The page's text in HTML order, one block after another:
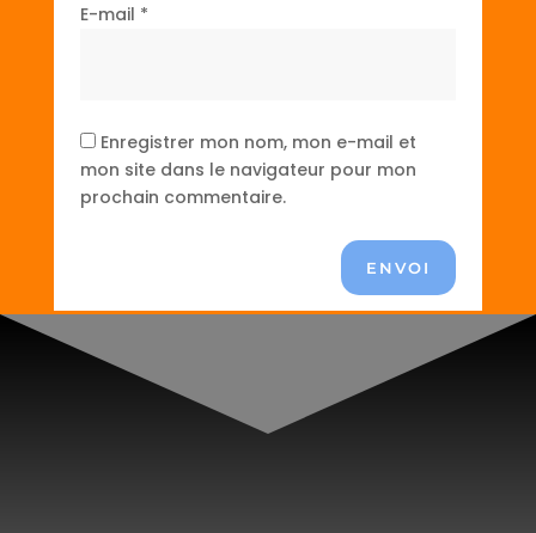
E-mail *
Enregistrer mon nom, mon e-mail et
mon site dans le navigateur pour mon
prochain commentaire.
ENVOI